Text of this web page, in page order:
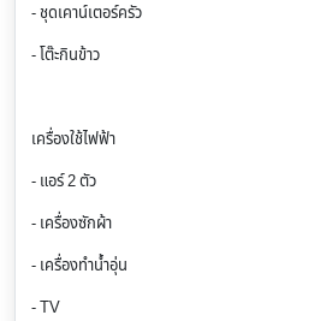
- ชุดเคาน์เตอร์ครัว
- โต๊ะกินข้าว
เครื่องใช้ไฟฟ้า
- แอร์ 2 ตัว
- เครื่องซักผ้า
- เครื่องทำน้ำอุ่น
- TV